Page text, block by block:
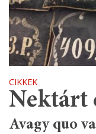
CIKKEK
Nektárt
Avagy quo